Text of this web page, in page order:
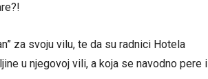
za svoju vilu, te da su radnici Hotela
u njegovoj vili, a koja se navodno pere i